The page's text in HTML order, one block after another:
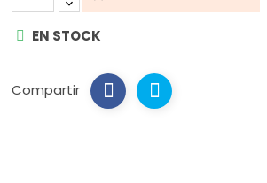
EN STOCK
Compartir